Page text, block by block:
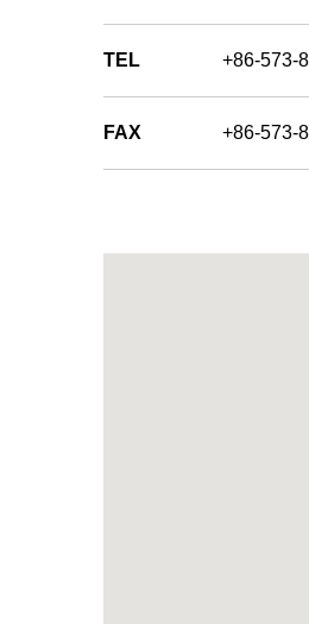
TEL +86-573-
FAX +86-573-